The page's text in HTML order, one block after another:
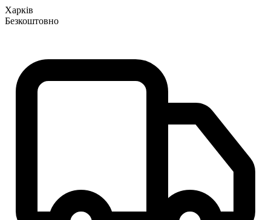
Харків
Безкоштовно